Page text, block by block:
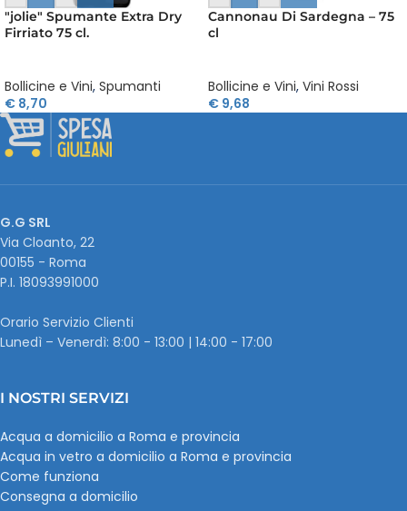
"jolie" Spumante Extra Dry
Firriato 75 cl.
Bollicine e Vini, Spumanti
€ 8,70
Cannonau Di Sardegna – 75
cl
Bollicine e Vini, Vini Rossi
€ 9,68
G.G SRL
Via Cloanto, 22
00155 - Roma
P.I. ‭18093991000
Orario Servizio Clienti
Lunedì – Venerdì: 8:00 - 13:00 | 14:00 - 17:00
I NOSTRI SERVIZI
Acqua a domicilio a Roma e provincia
Acqua in vetro a domicilio a Roma e provincia
Come funziona
Consegna a domicilio